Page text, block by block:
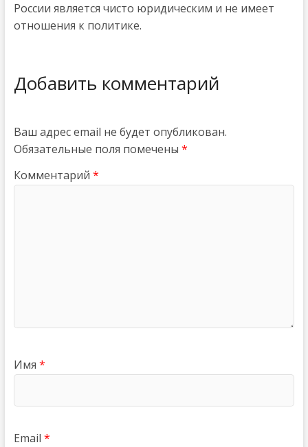
России является чисто юридическим и не имеет
отношения к политике.
Добавить комментарий
Ваш адрес email не будет опубликован.
Обязательные поля помечены *
Комментарий *
Имя *
Email *